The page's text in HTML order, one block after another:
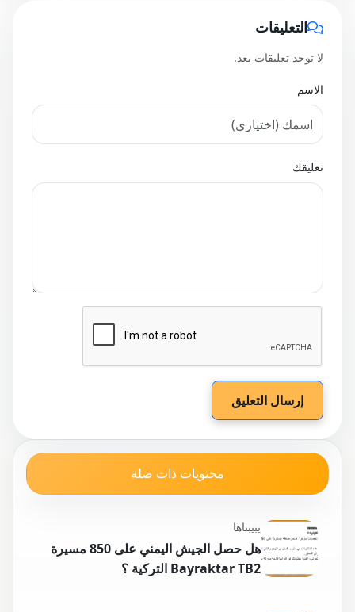
التعليقات
لا توجد تعليقات بعد.
الاسم
تعليقك
إرسال التعليق
محتويات ذات صلة
يبيبناها
هل حصل الجيش اليمني على 850 مسيرة
Bayraktar TB2 التركية ؟